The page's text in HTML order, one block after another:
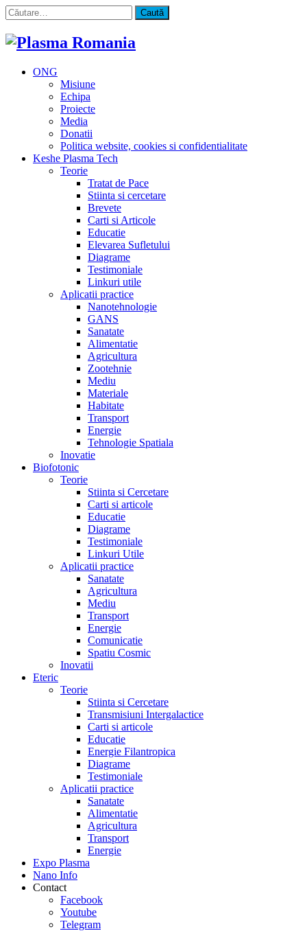
Caută
după:
ONG
Misiune
Echipa
Proiecte
Media
Donatii
Politica website, cookies si confidentialitate
Keshe Plasma Tech
Teorie
Tratat de Pace
Stiinta si cercetare
Brevete
Carti si Articole
Educatie
Elevarea Sufletului
Diagrame
Testimoniale
Linkuri utile
Aplicatii practice
Nanotehnologie
GANS
Sanatate
Alimentatie
Agricultura
Zootehnie
Mediu
Materiale
Habitate
Transport
Energie
Tehnologie Spatiala
Inovatie
Biofotonic
Teorie
Stiinta si Cercetare
Carti si articole
Educatie
Diagrame
Testimoniale
Linkuri Utile
Aplicatii practice
Sanatate
Agricultura
Mediu
Transport
Energie
Comunicatie
Spatiu Cosmic
Inovatii
Eteric
Teorie
Stiinta si Cercetare
Transmisiuni Intergalactice
Carti si articole
Educatie
Energie Filantropica
Diagrame
Testimoniale
Aplicatii practice
Sanatate
Alimentatie
Agricultura
Transport
Energie
Expo Plasma
Nano Info
Contact
Facebook
Youtube
Telegram